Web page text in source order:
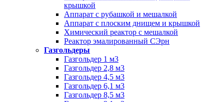
крышкой
Аппарат с рубашкой и мешалкой
Аппарат с плоским днищем и крышкой
Химический реактор с мешалкой
Реактор эмалированный СЭрн
Газгольдеры
Газгольдер 1 м3
Газгольдер 2,8 м3
Газгольдер 4,5 м3
Газгольдер 6,1 м3
Газгольдер 8,5 м3